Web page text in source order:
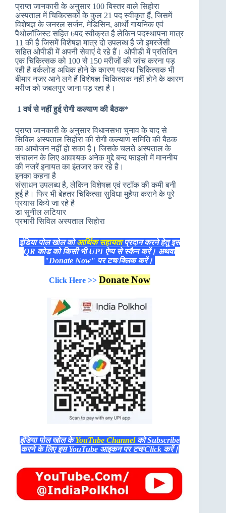
प्राप्त जानकारी के अनुसार 100 बिस्तर वाले सिहोरा
अस्पताल में चिकित्सकों के कुल 21 पद स्वीकृत हैं, जिसमें
विशेषज्ञ के जनरल सर्जन, मेडिसिन, आर्थो गायनिक एवं
पैथोलॉजिस्ट सहित 6पद स्वीक्रत है लेकिन पदस्थापना मात्र
11 की है जिसमें विशेषज्ञ मात्र दो उपलब्ध है जो इमरजेंसी
सहित ओपीडी में अपनी सेवाएं दे रहे हैं। ओपीडी में प्रतिदिन
एक चिकित्सक को 100 से 150 मरीजों की जांच करना पड़
रही है वर्कलोड अधिक होने के कारण पदस्थ चिकित्सक भी
बीमार नजर आने लगे हैं विशेषज्ञ चिकित्सक नहीं होने के कारण
मरीज को जबलपुर जाना पड़ रहा है।
1 वर्ष से नहीं हुई रोगी कल्याण की बैठक*
प्राप्त जानकारी के अनुसार विधानसभा चुनाव के बाद से
सिविल अस्पताल सिहोरा की रोगी कल्याण समिति की बैठक
का आयोजन नहीं हो सका है। जिसके चलते अस्पताल के
संचालन के लिए आवश्यक अनेक मुद्दे बन्द फाइलो में माननीय
की नजरें इनायत का इंतजार कर रहे है।
इनका कहना है
संसाधन उपलब्ध है, लेकिन विशेषज्ञ एवं स्टॉक की कमी बनी
हुई है। फिर भी बेहतर चिकित्सा सुविधा मुहैया कराने के पुरे
प्रयास किये जा रहे है
डा सुनील लटियार
प्रभारी सिविल अस्पताल सिहोरा
इंडिया पोल खोल कोआर्थिक सहायताप्रदान करने हेतु इस
QR कोड को किसी भी UPI ऐप्प से स्कैन करें। अथवा
"Donate Now" पर टच/क्लिक करें।
Click Here >> Donate Now
इंडिया पोल खोल केYouTube Channelको Subscribe
करने के लिए इस YouTube आइकन पर टच/Click करें।